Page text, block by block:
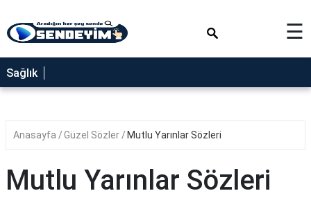
SAĞLIK
NEDİR
YEMEK
RÜYA
☰
Sağlık
Anasayfa Güzel Sözler Mutlu Yarınlar Sözleri
Mutlu Yarınlar Sözleri